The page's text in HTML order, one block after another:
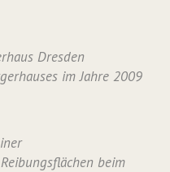
Dresden
im Jahre 2009
beim